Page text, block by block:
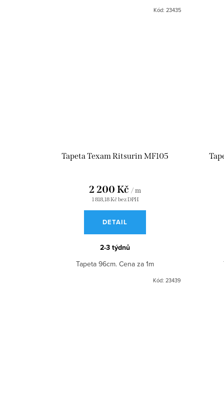
Kód: 23435
Tapeta Texam Ritsurin MF105
1 818,18 Kč bez DPH
2 200 Kč / m
DETAIL
2-3 týdnů
Tapeta 96cm. Cena za 1m
Kód: 23439